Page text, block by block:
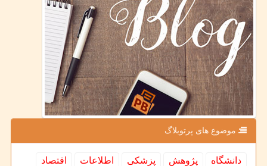
موضوع های پرتوبلاگ
دانشگاه پژوهش پزشكی اطلاعات
اقتصاد